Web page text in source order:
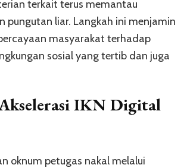
terkait terus memantau
pungutan liar. Langkah ini menjamin
masyarakat terhadap
sosial yang tertib dan juga
IKNDigital
oknum petugas nakal melalui